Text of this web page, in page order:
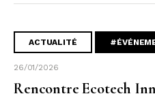
ACTUALITÉ
26/01/2026
Rencontre Ecotech